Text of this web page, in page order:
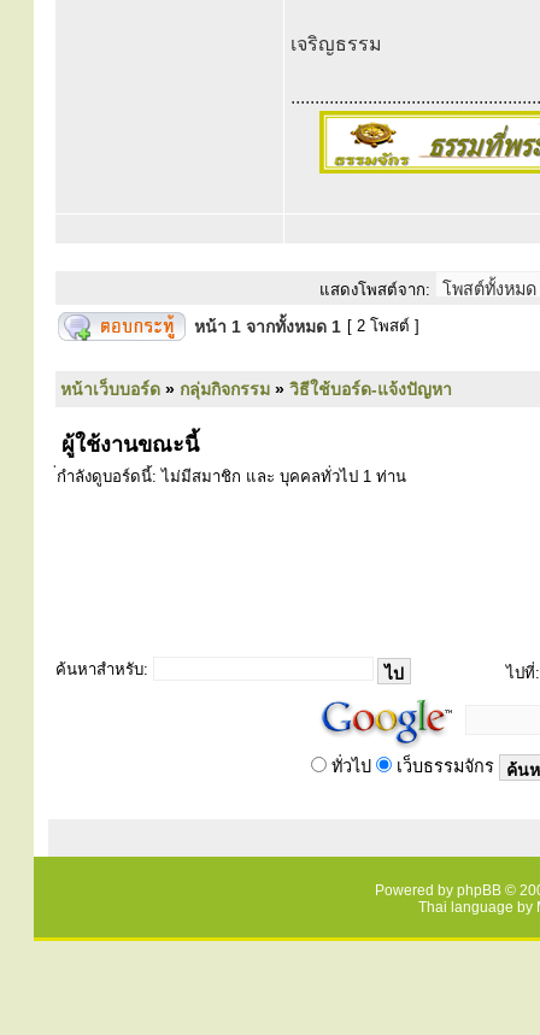
เจริญธรรม
แสดงโพสต์จาก:
หน้า 1 จากทั้งหมด 1 [ 2 โพสต์ ]
หน้าเว็บบอร์ด » กลุ่มกิจกรรม » วิธีใช้บอร์ด-แจ้งปัญหา
ผู้ใช้งานขณะนี้
่กำลังดูบอร์ดนี้: ไม่มีสมาชิก และ บุคคลทั่วไป 1 ท่าน
ค้นหาสำหรับ: ไปที่:
ทั่วไป เว็บธรรมจักร
Powered by phpBB ©
Thai language by